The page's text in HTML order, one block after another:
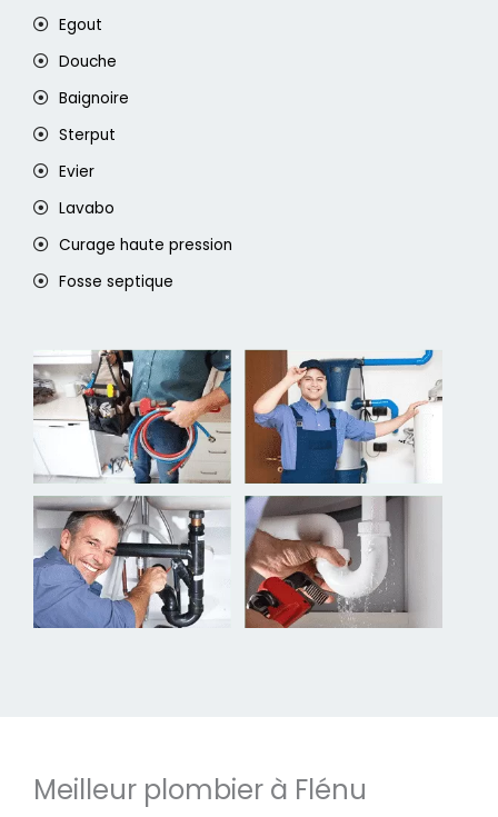
Egout
Douche
Baignoire
Sterput
Evier
Lavabo
Curage haute pression
Fosse septique
Meilleur plombier à Flénu